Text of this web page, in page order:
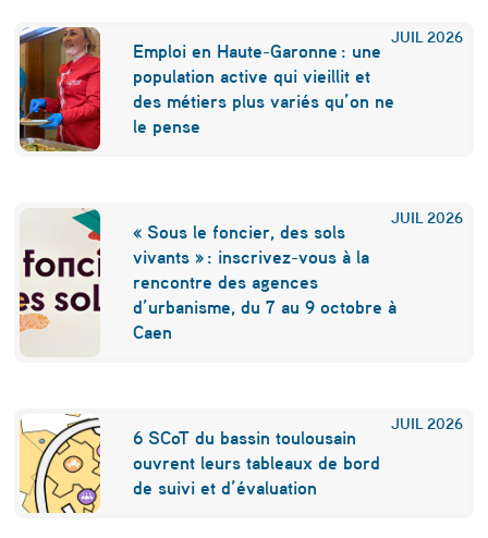
r
e
s
o
u
r
u
o
i
JUIL 2026
Emploi en Haute-Garonne : une
population active qui vieillit et
des métiers plus variés qu’on ne
le pense
JUIL 2026
« Sous le foncier, des sols
vivants » : inscrivez-vous à la
rencontre des agences
d’urbanisme, du 7 au 9 octobre à
Caen
JUIL 2026
6 SCoT du bassin toulousain
ouvrent leurs tableaux de bord
de suivi et d’évaluation